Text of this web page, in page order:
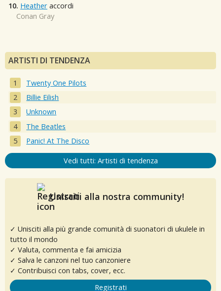
10. Heather accordi
Conan Gray
ARTISTI DI TENDENZA
Twenty One Pilots
Billie Eilish
Unknown
The Beatles
Panic! At The Disco
Vedi tutti: Artisti di tendenza
Unisciti alla nostra community!
✓ Unisciti alla più grande comunità di suonatori di ukulele in
tutto il mondo
✓ Valuta, commenta e fai amicizia
✓ Salva le canzoni nel tuo canzoniere
✓ Contribuisci con tabs, cover, ecc.
Registrati